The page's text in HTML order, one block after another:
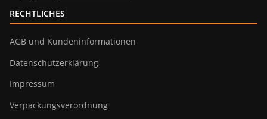
RECHTLICHES
AGB und Kundeninformationen
Datenschutzerklärung
Impressum
Verpackungsverordnung